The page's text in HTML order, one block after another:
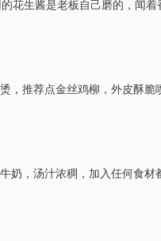
花生酱是老板自己磨的，闻着
，推荐点金丝鸡柳，外皮酥脆
奶，汤汁浓稠，加入任何食材